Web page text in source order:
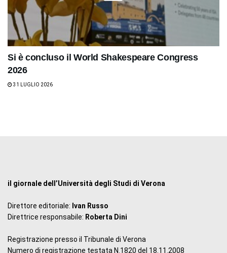
Si è concluso il World Shakespeare Congress
2026
31 LUGLIO 2026
il giornale dell’Università degli Studi di Verona
Direttore editoriale: Ivan Russo
Direttrice responsabile: Roberta Dini
Registrazione presso il Tribunale di Verona
Numero di registrazione testata N.1820 del 18.11.2008